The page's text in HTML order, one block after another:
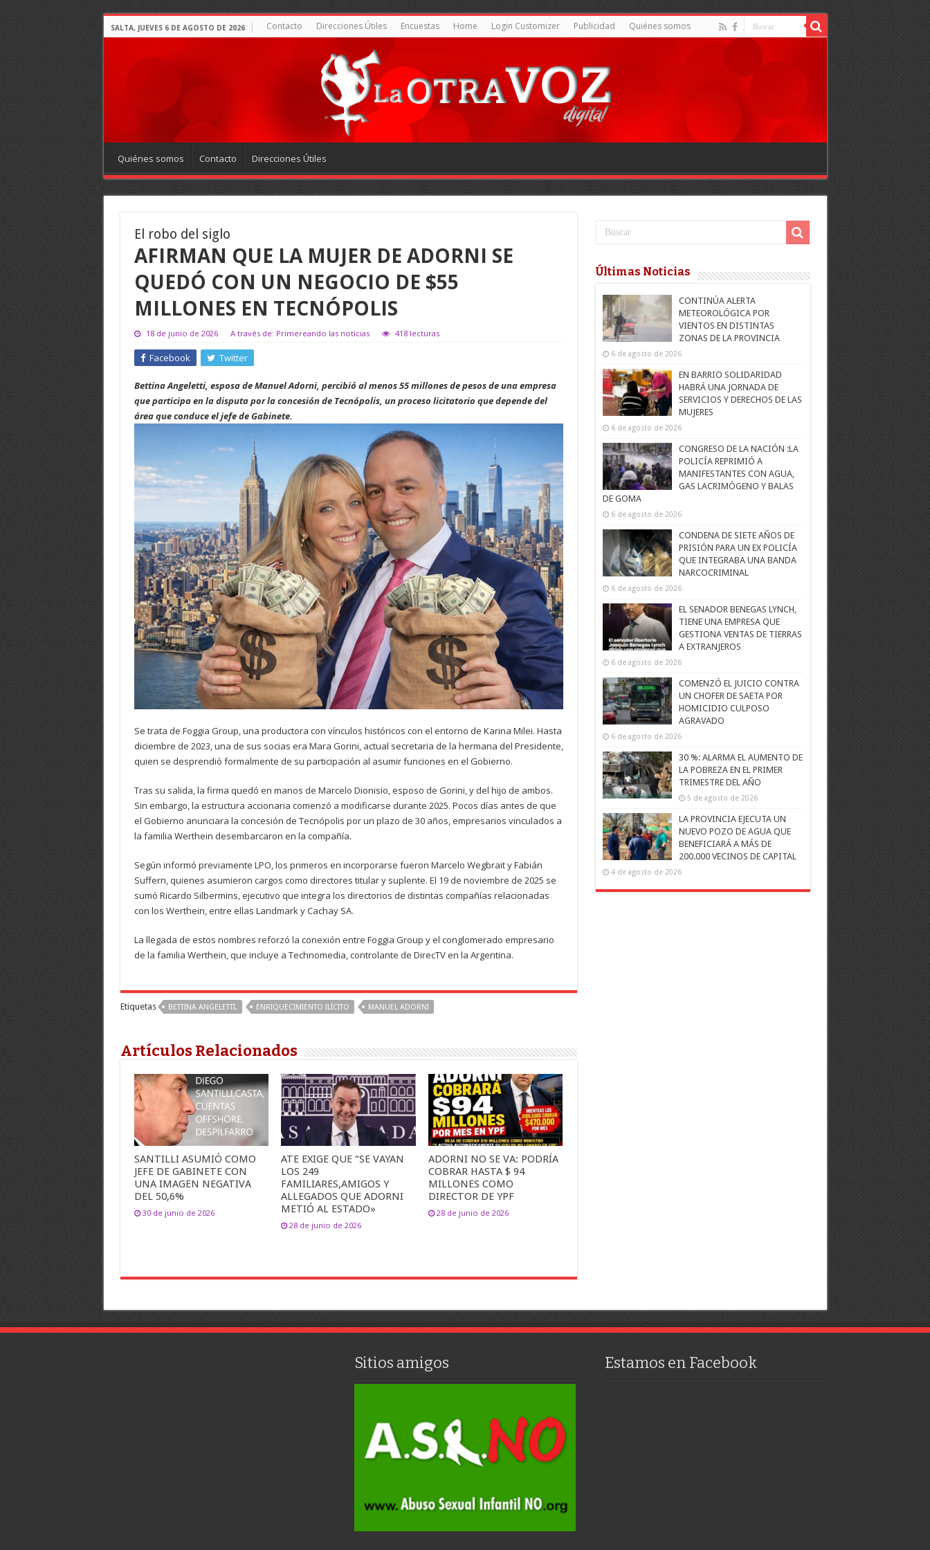
SALTA, JUEVES 6 DE AGOSTO DE 2026 Contacto Direcciones Útiles Encuestas Home Login Customizer Publicidad Quiénes somos
Quiénes somos Contacto Direcciones Útiles
El robo del siglo
AFIRMAN QUE LA MUJER DE ADORNI SE
QUEDÓ CON UN NEGOCIO DE $55
MILLONES EN TECNÓPOLIS
18 de junio de 2026 A través de: Primereando las noticias 418 lecturas
Facebook Twitter
Bettina Angeletti, esposa de Manuel Adorni, percibió al menos 55 millones de pesos de una empresa
que participa en la disputa por la concesión de Tecnópolis, un proceso licitatorio que depende del
área que conduce el jefe de Gabinete.
Se trata de Foggia Group, una productora con vínculos históricos con el entorno de Karina Milei. Hasta
diciembre de 2023, una de sus socias era Mara Gorini, actual secretaria de la hermana del Presidente,
quien se desprendió formalmente de su participación al asumir funciones en el Gobierno.
Tras su salida, la firma quedó en manos de Marcelo Dionisio, esposo de Gorini, y del hijo de ambos.
Sin embargo, la estructura accionaria comenzó a modificarse durante 2025. Pocos días antes de que
el Gobierno anunciara la concesión de Tecnópolis por un plazo de 30 años, empresarios vinculados a
la familia Werthein desembarcaron en la compañía.
Según informó previamente LPO, los primeros en incorporarse fueron Marcelo Wegbrait y Fabián
Suffern, quienes asumieron cargos como directores titular y suplente. El 19 de noviembre de 2025 se
sumó Ricardo Silbermins, ejecutivo que integra los directorios de distintas compañías relacionadas
con los Werthein, entre ellas Landmark y Cachay SA.
La llegada de estos nombres reforzó la conexión entre Foggia Group y el conglomerado empresario
de la familia Werthein, que incluye a Technomedia, controlante de DirecTV en la Argentina.
Etiquetas BETTINA ANGELETTI. ENRIQUECIMIENTO ILÍCITO MANUEL ADORNI
Artículos Relacionados
SANTILLI ASUMIÓ COMO
JEFE DE GABINETE CON
UNA IMAGEN NEGATIVA
DEL 50,6%
30 de junio de 2026
ATE EXIGE QUE “SE VAYAN
LOS 249
FAMILIARES,AMIGOS Y
ALLEGADOS QUE ADORNI
METIÓ AL ESTADO»
28 de junio de 2026
ADORNI NO SE VA: PODRÍA
COBRAR HASTA $ 94
MILLONES COMO
DIRECTOR DE YPF
28 de junio de 2026
Últimas Noticias
CONTINÚA ALERTA
METEOROLÓGICA POR
VIENTOS EN DISTINTAS
ZONAS DE LA PROVINCIA
6 de agosto de 2026
EN BARRIO SOLIDARIDAD
HABRÁ UNA JORNADA DE
SERVICIOS Y DERECHOS DE LAS
MUJERES
6 de agosto de 2026
CONGRESO DE LA NACIÓN :LA
POLICÍA REPRIMIÓ A
MANIFESTANTES CON AGUA,
GAS LACRIMÓGENO Y BALAS
DE GOMA
6 de agosto de 2026
CONDENA DE SIETE AÑOS DE
PRISIÓN PARA UN EX POLICÍA
QUE INTEGRABA UNA BANDA
NARCOCRIMINAL
6 de agosto de 2026
EL SENADOR BENEGAS LYNCH,
TIENE UNA EMPRESA QUE
GESTIONA VENTAS DE TIERRAS
A EXTRANJEROS
6 de agosto de 2026
COMENZÓ EL JUICIO CONTRA
UN CHOFER DE SAETA POR
HOMICIDIO CULPOSO
AGRAVADO
6 de agosto de 2026
30 %: ALARMA EL AUMENTO DE
LA POBREZA EN EL PRIMER
TRIMESTRE DEL AÑO
5 de agosto de 2026
LA PROVINCIA EJECUTA UN
NUEVO POZO DE AGUA QUE
BENEFICIARÁ A MÁS DE
200.000 VECINOS DE CAPITAL
4 de agosto de 2026
Sitios amigos Estamos en Facebook